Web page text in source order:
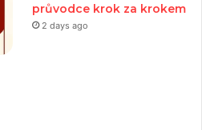
průvodce krok za krokem
2 days ago